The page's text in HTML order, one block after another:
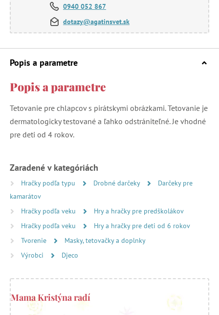
0940 052 867
dotazy@agatinsvet.sk
Popis a parametre
Popis a parametre
Tetovanie pre chlapcov s pirátskymi obrázkami. Tetovanie je
dermatologicky testované a ľahko odstrániteľné. Je vhodné
pre deti od 4 rokov.
Zaradené v kategóriách
Hračky podľa typu Drobné darčeky
Darčeky pre
kamarátov
Hračky podľa veku
Hry a hračky pre predškolákov
Hračky podľa veku
Hry a hračky pre deti od 6 rokov
Tvorenie
Masky, tetovačky a doplnky
Výrobci
Djeco
Mama Kristýna radí